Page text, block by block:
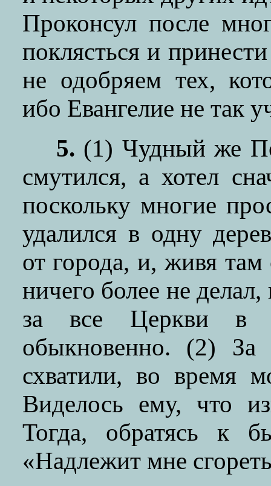
Проконсул после
поклясться и
не одобряем тех,
ибо Евангелие не так
5. (1) Чудный же
смутился, а хотел
поскольку многие
удалился в одну
от города, и, живя
ничего более не
за все Церкви в
обыкновенно. (2)
схватили, во время
Виделось ему, что
Тогда, обратясь к
«Надлежит мне